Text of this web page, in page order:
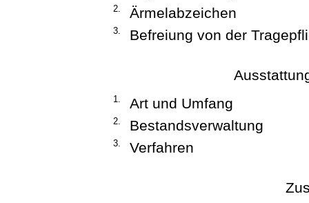
2. Ärmelabzeichen
3. Befreiung von der
1. Art und Umfang
2. Bestandsverwaltung
3. Verfahren